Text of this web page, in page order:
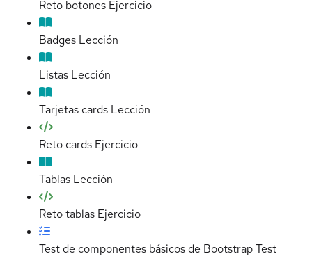
Reto botones Ejercicio
Badges Lección
Listas Lección
Tarjetas cards Lección
Reto cards Ejercicio
Tablas Lección
Reto tablas Ejercicio
Test de componentes básicos de BootstrapTest